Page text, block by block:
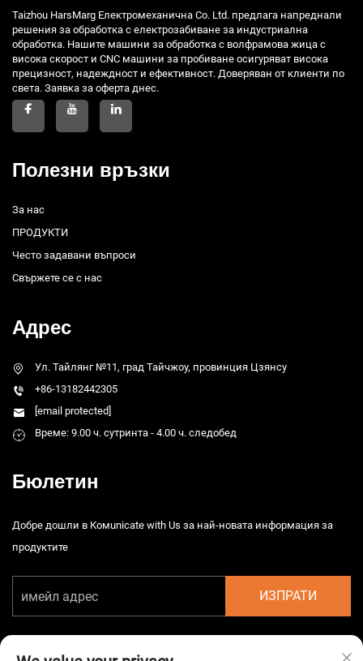
Taizhou HarsMarg Електромеханична Co. Ltd. предлага напреднали
решения за обработка с електрозабиване за индустриална
обработка. Нашите машини за обработка с волфрамова жица с
висока скорост и CNC машини за пробиване осигуряват висока
прецизност, надеждност и ефективност. Доверяван от клиенти по
света. Заявка за оферта днес.
Полезни връзки
За нас
ПРОДУКТИ
Често задавани въпроси
Свържете се с нас
Адрес
Ул. Тайлянг №11, град Тайчжоу, провинция Цзянсу
+86-13182442305
[email protected]
Време: 9.00 ч. сутринта - 4.00 ч. следобед
Бюлетин
Добре дошли в Комunicate with Us за най-новата информация за
продуктите
ИЗПРАТИ